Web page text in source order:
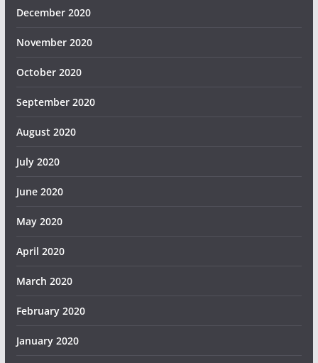
December 2020
November 2020
October 2020
September 2020
August 2020
July 2020
June 2020
May 2020
April 2020
March 2020
February 2020
January 2020